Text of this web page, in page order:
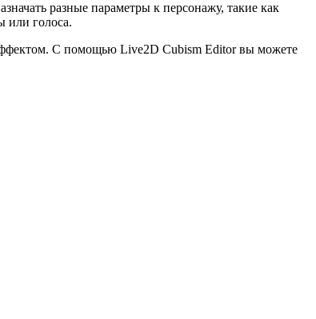
разные параметры к персонажу, такие как
или голоса.
С помощью Live2D Cubism Editor вы можете